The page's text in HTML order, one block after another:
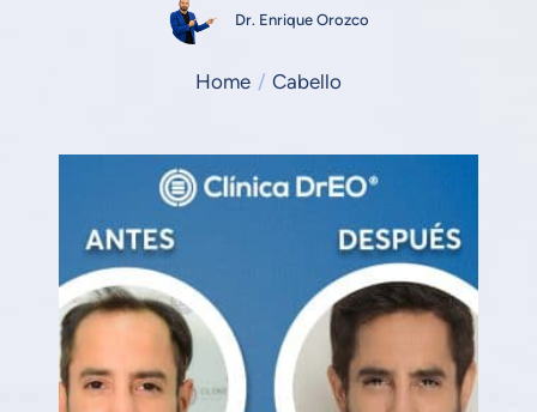
Dr. Enrique Orozco
Home / Cabello